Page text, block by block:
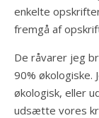
enkelte
fremgå af
De råvarer jeg
90% økologiske.
økologisk, eller
udsætte vores